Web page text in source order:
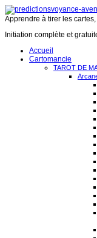
Apprendre à tirer les
Initiation complète et
Accueil
Cartomancie
TAROT DE